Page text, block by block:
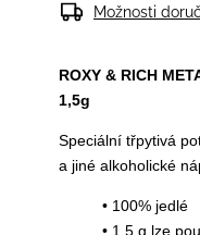
ROXY & RICH
1,5g
Speciální třpytivá
a jiné alkoholické
• 100% jedlé
• 1,5 g lze
Možnosti